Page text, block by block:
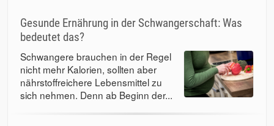
Gesunde Ernährung in der Schwangerschaft: Was
bedeutet das?
Schwangere brauchen in der Regel
nicht mehr Kalorien, sollten aber
nährstoffreichere Lebensmittel zu
sich nehmen. Denn ab Beginn der...